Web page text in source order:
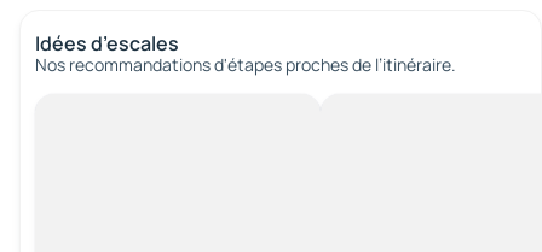
Idées d’escales
Nos recommandations d'étapes proches de l’itinéraire.